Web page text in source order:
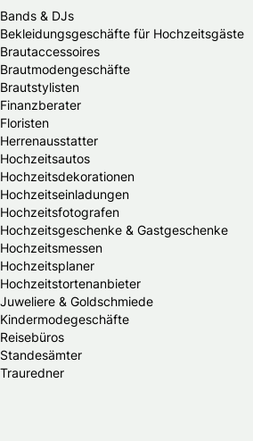
Bands & DJs
Bekleidungsgeschäfte für Hochzeitsgäste
Brautaccessoires
Brautmodengeschäfte
Brautstylisten
Finanzberater
Floristen
Herrenausstatter
Hochzeitsautos
Hochzeitsdekorationen
Hochzeitseinladungen
Hochzeitsfotografen
Hochzeitsgeschenke & Gastgeschenke
Hochzeitsmessen
Hochzeitsplaner
Hochzeitstortenanbieter
Juweliere & Goldschmiede
Kindermodegeschäfte
Reisebüros
Standesämter
Trauredner